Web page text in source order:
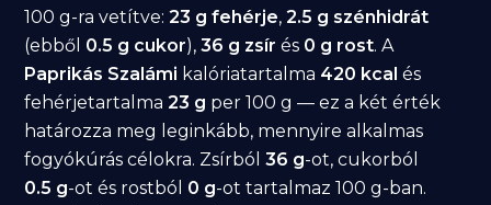
100 g-ra vetítve:23 g fehérje,2.5 g szénhidrát
(ebből 0.5 g cukor),36 g zsír és 0 g rost. A
Paprikás Szalámi kalóriatartalma 420 kcal és
fehérjetartalma23 g per 100 g — ez a két érték
határozza meg leginkább, mennyire alkalmas
fogyókúrás célokra. Zsírból36 g-ot, cukorból
0.5 g-ot és rostból 0 g-ot tartalmaz 100 g-ban.